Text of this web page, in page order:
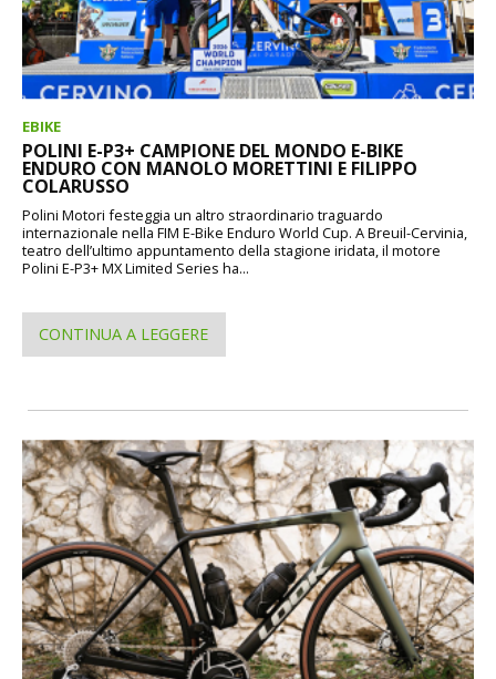
EBIKE
POLINI E-P3+ CAMPIONE DEL MONDO E-BIKE
ENDURO CON MANOLO MORETTINI E FILIPPO
COLARUSSO
Polini Motori festeggia un altro straordinario traguardo
internazionale nella FIM E-Bike Enduro World Cup. A Breuil-Cervinia,
teatro dell’ultimo appuntamento della stagione iridata, il motore
Polini E-P3+ MX Limited Series ha...
CONTINUA A LEGGERE